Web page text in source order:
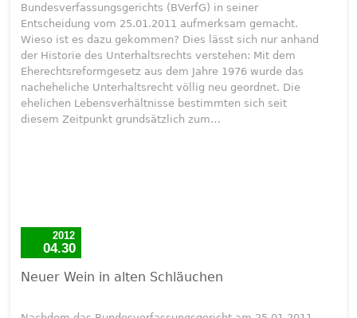
Bundesverfassungsgerichts (BVerfG) in seiner
Entscheidung vom 25.01.2011 aufmerksam gemacht.
Wieso ist es dazu gekommen? Dies lässt sich nur anhand
der Historie des Unterhaltsrechts verstehen: Mit dem
Eherechtsreformgesetz aus dem Jahre 1976 wurde das
nacheheliche Unterhaltsrecht völlig neu geordnet. Die
ehelichen Lebensverhältnisse bestimmten sich seit
diesem Zeitpunkt grundsätzlich zum…
2012
04.30
Neuer Wein in alten Schläuchen